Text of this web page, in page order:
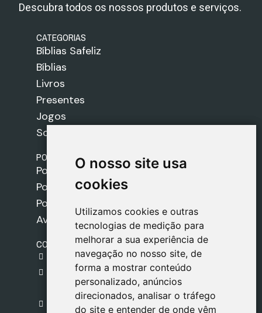
O nosso site usa
cookies
Utilizamos cookies e outras
tecnologias de medição para
melhorar a sua experiência de
navegação no nosso site, de
forma a mostrar conteúdo
personalizado, anúncios
direcionados, analisar o tráfego
do site e entender de onde vêm
O nosso site usa
cookies
Utilizamos cookies e outras
tecnologias de medição para
melhorar a sua experiência de
navegação no nosso site, de
forma a mostrar conteúdo
personalizado, anúncios
direcionados, analisar o tráfego
do site e entender de onde vêm
Descubra todos os nossos produtos e serviços.
CATEGORIAS
Bíblias Safeliz
Bíblias
Livros
Presentes
Jogos
Sobre nós
POLÍTICAS
Política de Envios
Política de Cookies
Política de Privacidade
Aviso Legal
CONTACTO
gestion@safeliz.com
C. del Pradillo, 6, 28770 Colmenar Viejo,
Madrid
+34 918 459 877